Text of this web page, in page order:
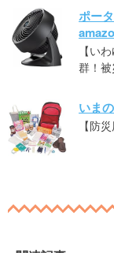
ポー
【い
群！被
いま
【防